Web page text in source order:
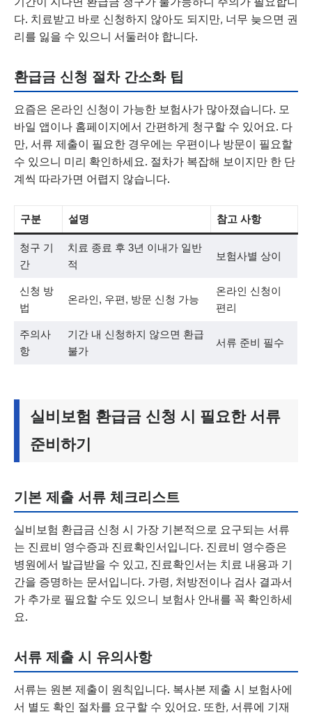
다. 치료받고 바로 신청하지 않아도 되지만, 너무 늦으면 권
리를 잃을 수 있으니 서둘러야 합니다.
환급금 신청 절차 간소화 팁
요즘은 온라인 신청이 가능한 보험사가 많아졌습니다. 모
바일 앱이나 홈페이지에서 간편하게 청구할 수 있어요. 다
만, 서류 제출이 필요한 경우에는 우편이나 방문이 필요할
수 있으니 미리 확인하세요. 절차가 복잡해 보이지만 한 단
계씩 따라가면 어렵지 않습니다.
구분 설명 참고 사항
청구 기
간
치료 종료 후 3년 이내가 일반
적
보험사별 상이
신청 방
법
온라인, 우편, 방문 신청 가능
온라인 신청이
편리
주의사
항
기간 내 신청하지 않으면 환급
불가
서류 준비 필수
실비보험 환급금 신청 시 필요한 서류
준비하기
기본 제출 서류 체크리스트
실비보험 환급금 신청 시 가장 기본적으로 요구되는 서류
는 진료비 영수증과 진료확인서입니다. 진료비 영수증은
병원에서 발급받을 수 있고, 진료확인서는 치료 내용과 기
간을 증명하는 문서입니다. 가령, 처방전이나 검사 결과서
가 추가로 필요할 수도 있으니 보험사 안내를 꼭 확인하세
요.
서류 제출 시 유의사항
서류는 원본 제출이 원칙입니다. 복사본 제출 시 보험사에
서 별도 확인 절차를 요구할 수 있어요. 또한, 서류에 기재